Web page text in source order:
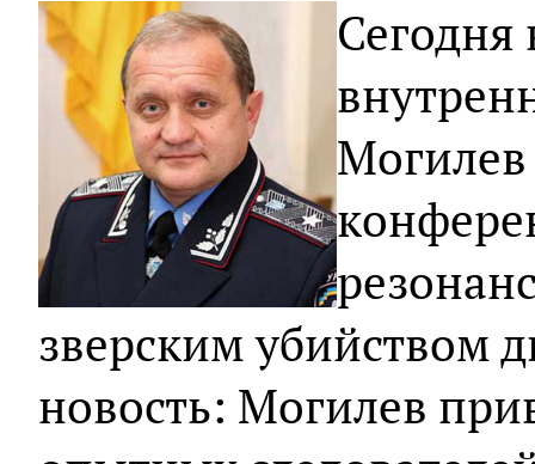
Сегодня
Могилев
зверским убийством
новость: Могилев